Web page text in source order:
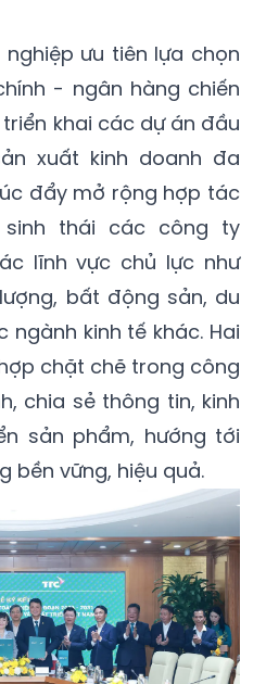
nghiệp ưu tiên lựa chọn
- ngân hàng chiến
khai các dự án đầu
xuất kinh doanh đa
đẩy mở rộng hợp tác
thái các công ty
lĩnh vực chủ lực như
bất động sản, du
ngành kinh tế khác. Hai
chặt chẽ trong công
chia sẻ thông tin, kinh
sản phẩm, hướng tới
bền vững, hiệu quả.